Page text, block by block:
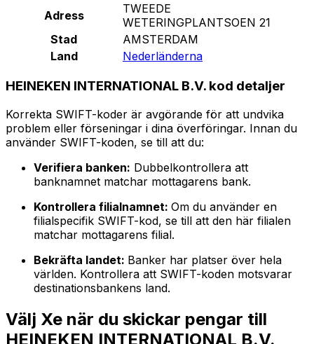
Adress
TWEEDE
WETERINGPLANTSOEN 21
Stad
AMSTERDAM
Land
Nederländerna
HEINEKEN INTERNATIONAL B.V. kod detaljer
Korrekta SWIFT-koder är avgörande för att undvika
problem eller förseningar i dina överföringar. Innan du
använder SWIFT-koden, se till att du:
Verifiera banken: Dubbelkontrollera att
banknamnet matchar mottagarens bank.
Kontrollera filialnamnet: Om du använder en
filialspecifik SWIFT-kod, se till att den här filialen
matchar mottagarens filial.
Bekräfta landet: Banker har platser över hela
världen. Kontrollera att SWIFT-koden motsvarar
destinationsbankens land.
Välj Xe när du skickar pengar till
HEINEKEN INTERNATIONAL B.V.